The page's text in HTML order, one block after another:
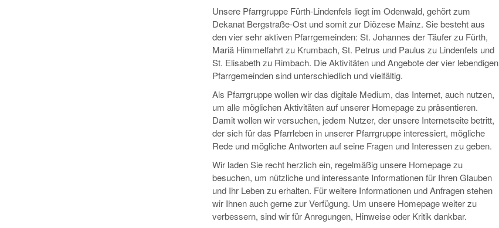
Unsere Pfarrgruppe Fürth-Lindenfels liegt im Odenwald, gehört zum
Dekanat Bergstraße-Ost und somit zur Diözese Mainz. Sie besteht aus
den vier sehr aktiven Pfarrgemeinden: St. Johannes der Täufer zu Fürth,
Mariä Himmelfahrt zu Krumbach, St. Petrus und Paulus zu Lindenfels und
St. Elisabeth zu Rimbach. Die Aktivitäten und Angebote der vier lebendigen
Pfarrgemeinden sind unterschiedlich und vielfältig.
Als Pfarrgruppe wollen wir das digitale Medium, das Internet, auch nutzen,
um alle möglichen Aktivitäten auf unserer Homepage zu präsentieren.
Damit wollen wir versuchen, jedem Nutzer, der unsere Internetseite betritt,
der sich für das Pfarrleben in unserer Pfarrgruppe interessiert, mögliche
Rede und mögliche Antworten auf seine Fragen und Interessen zu geben.
Wir laden Sie recht herzlich ein, regelmäßig unsere Homepage zu
besuchen, um nützliche und interessante Informationen für Ihren Glauben
und Ihr Leben zu erhalten. Für weitere Informationen und Anfragen stehen
wir Ihnen auch gerne zur Verfügung. Um unsere Homepage weiter zu
verbessern, sind wir für Anregungen, Hinweise oder Kritik dankbar.